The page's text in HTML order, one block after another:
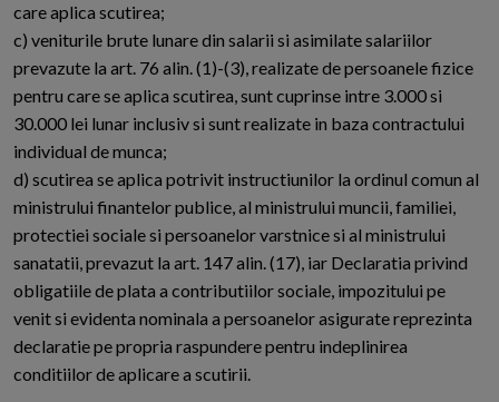
care aplica scutirea;
c) veniturile brute lunare din salarii si asimilate salariilor
prevazute la art. 76 alin. (1)-(3), realizate de persoanele fizice
pentru care se aplica scutirea, sunt cuprinse intre 3.000 si
30.000 lei lunar inclusiv si sunt realizate in baza contractului
individual de munca;
d) scutirea se aplica potrivit instructiunilor la ordinul comun al
ministrului finantelor publice, al ministrului muncii, familiei,
protectiei sociale si persoanelor varstnice si al ministrului
sanatatii, prevazut la art. 147 alin. (17), iar Declaratia privind
obligatiile de plata a contributiilor sociale, impozitului pe
venit si evidenta nominala a persoanelor asigurate reprezinta
declaratie pe propria raspundere pentru indeplinirea
conditiilor de aplicare a scutirii.